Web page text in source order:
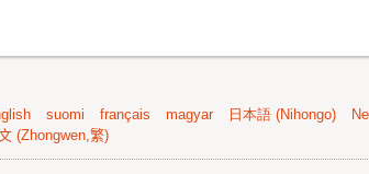
suomi français magyar 日本語 (Nihongo)
(Zhongwen,繁)